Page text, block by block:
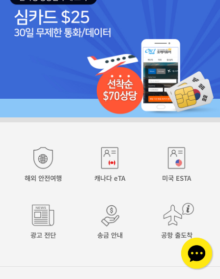
해외 안전여행 캐나다 eTA 미국 ESTA
광고 전단 송금 안내 공항 출도착